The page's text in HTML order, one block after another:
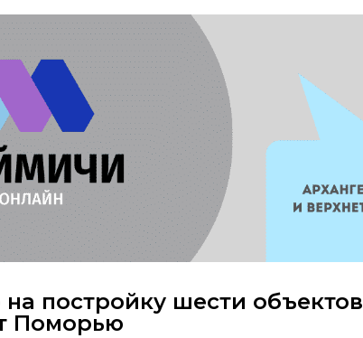
постройку шести объектов
Поморью